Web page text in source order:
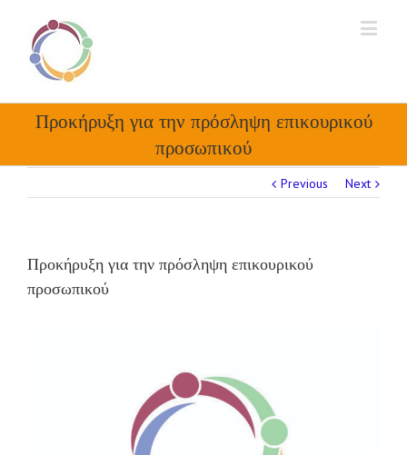
Προκήρυξη για την πρόσληψη επικουρικού
προσωπικού
Previous Next
Προκήρυξη για την πρόσληψη επικουρικού
προσωπικού